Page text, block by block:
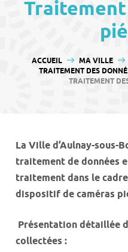
VOUS ÊTES ICI :
ACCUEIL MA VILLE
TRAITEMENT DES
TRAITEMENT
La Ville d’Aulnay-sous-
traitement de données
traitement dans le
dispositif de caméras
Présentation détaillée
collectées :